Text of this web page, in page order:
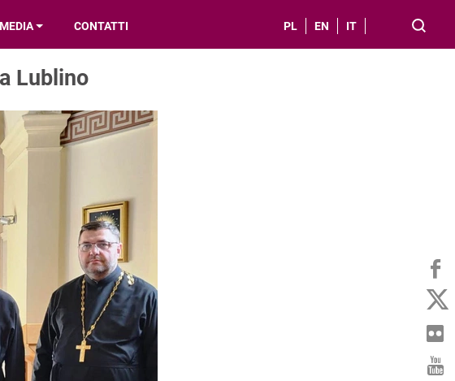
CONTATTI PL EN IT
Lublino